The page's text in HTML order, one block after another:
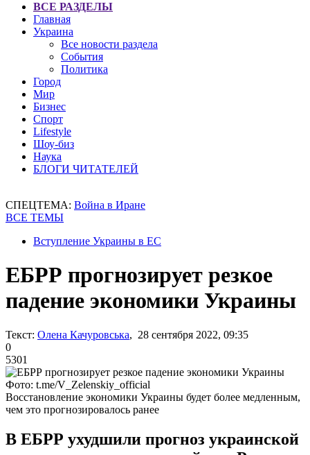
ВСЕ РАЗДЕЛЫ
Главная
Украина
Все новости раздела
События
Политика
Город
Мир
Бизнес
Спорт
Lifestyle
Шоу-биз
Наука
БЛОГИ ЧИТАТЕЛЕЙ
СПЕЦТЕМА: Война в Иране
ВСЕ ТЕМЫ
Вступление Украины в ЕС
ЕБРР прогнозирует резкое
падение экономики Украины
Текст: Олена Качуровська, 28 сентября 2022, 09:35
0
5301
Фото: t.me/V_Zelenskiy_official
Восстановление экономики Украины будет более медленным,
чем это прогнозировалось ранее
В ЕБРР ухудшили прогноз украинской